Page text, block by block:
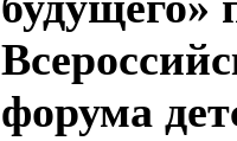
форума